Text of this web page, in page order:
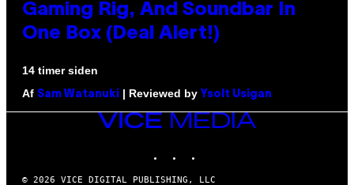
Gaming Rig, And Soundbar In
One Box (Deal Alert!)
14 timer siden
Af Sam Watanuki | Reviewed by Ysolt Usigan
VICE
MEDIA
© 2026 VICE DIGITAL PUBLISHING, LLC